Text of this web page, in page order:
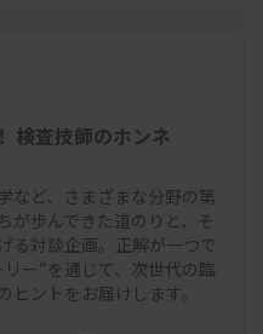
にて検査技師として約
治験業界に活躍の場を
て、電子書籍『苦しか
出版。現在も治験業務
検査技師のホンネ
など、さまざまな分野の第
が歩んできた道のりと、そ
る対談企画。正解が一つで
ー”を通じて、次世代の臨
ントをお届けします。